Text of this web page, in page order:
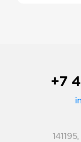
+7